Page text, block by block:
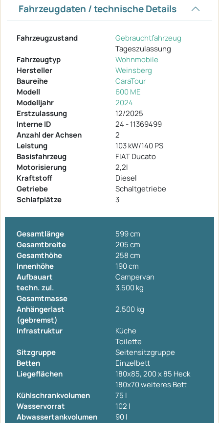
Fahrzeugdaten / technische Details
Fahrzeugzustand
Gebrauchtfahrzeug
Tageszulassung
Fahrzeugtyp
Wohnmobile
Hersteller
Weinsberg
Baureihe
CaraTour
Modell
600 ME
Modelljahr
2024
Erstzulassung
12/2025
Interne ID
24 - 11369499
Anzahl der Achsen
2
Leistung
103 kW/140 PS
Basisfahrzeug
FIAT Ducato
Motorisierung
2,2l
Kraftstoff
Diesel
Getriebe
Schaltgetriebe
Schlafplätze
3
Gesamtlänge
599 cm
Gesamtbreite
205 cm
Gesamthöhe
258 cm
Innenhöhe
190 cm
Aufbauart
Campervan
techn. zul.
Gesamtmasse
3.500 kg
Anhängerlast
(gebremst)
2.500 kg
Infrastruktur
Küche
Toilette
Sitzgruppe
Seitensitzgruppe
Betten
Einzelbett
Liegeflächen
180x85, 200 x 85 Heck
180x70 weiteres Bett
Kühlschrankvolumen
75 l
Wasservorrat
102 l
Abwassertankvolumen
90 l